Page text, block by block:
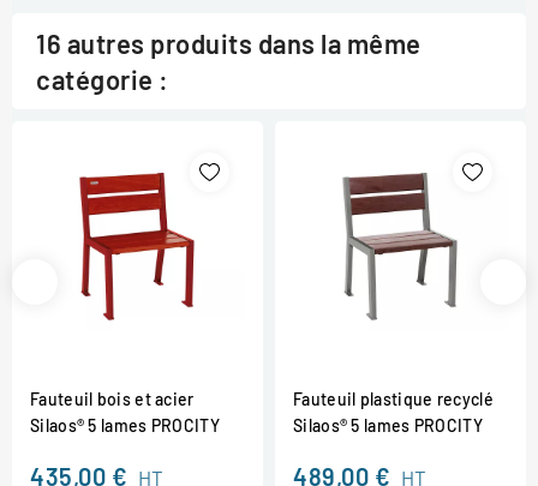
16 autres produits dans la même
catégorie :
Fauteuil bois et acier
Silaos® 5 lames PROCITY
435,00 € HT
Fauteuil plastique recyclé
Silaos® 5 lames PROCITY
489,00 € HT